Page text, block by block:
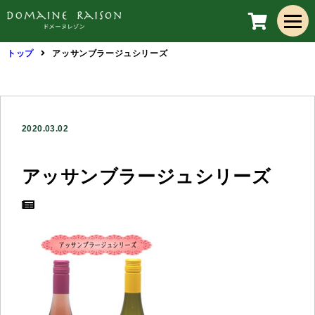
トップ アッサンブラージュシリーズ
2020.03.02
アッサンブラージュシリーズ